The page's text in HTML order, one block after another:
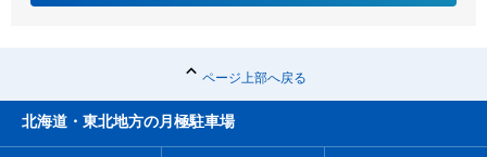
ページ上部へ戻る
北海道・東北地方の月極駐車場